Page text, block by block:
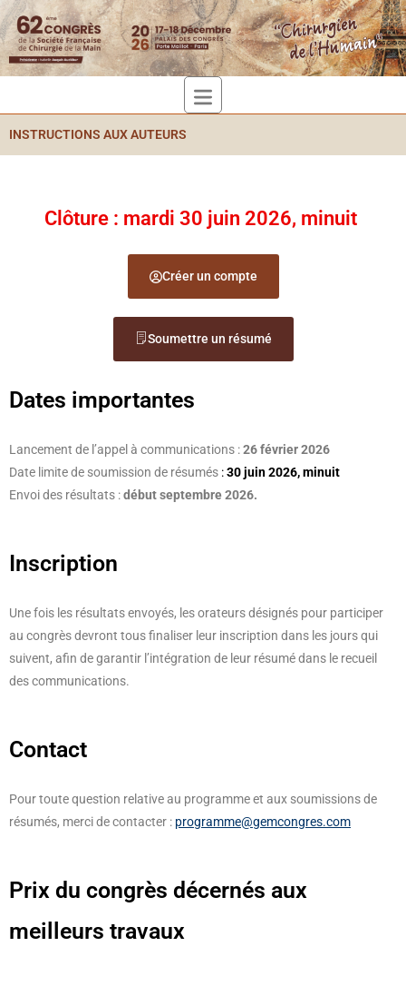
INSTRUCTIONS AUX AUTEURS
Clôture : mardi 30 juin 2026, minuit
Créer un compte
Soumettre un résumé
Dates importantes
Lancement de l’appel à communications :26 février 2026
Date limite de soumission de résumés :30 juin 2026, minuit
Envoi des résultats :début septembre 2026.
Inscription
Une fois les résultats envoyés, les orateurs désignés pour participer
au congrès devront tous finaliser leur inscription dans les jours qui
suivent, afin de garantir l’intégration de leur résumé dans le recueil
des communications.
Contact
Pour toute question relative au programme et aux soumissions de
résumés, merci de contacter : programme@gemcongres.com
Prix du congrès décernés aux
meilleurs travaux